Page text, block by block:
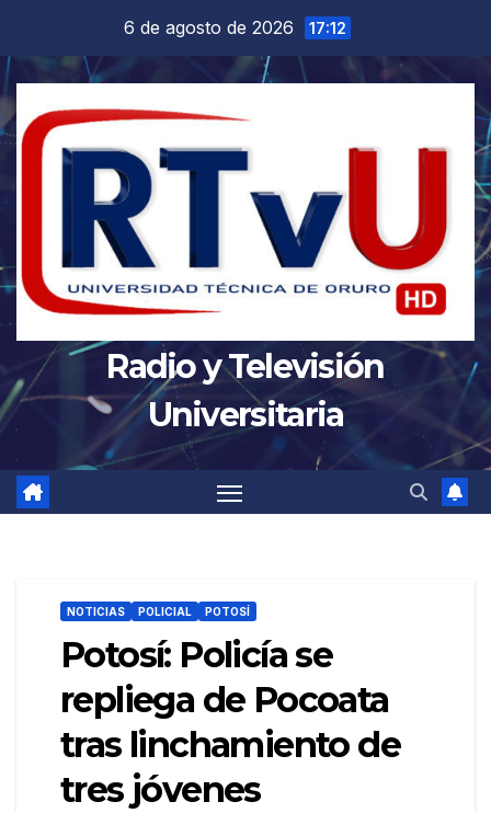
contenido
6 de agosto de 2026 17:12
Radio y Televisión
Universitaria
NOTICIAS POLICIAL POTOSÍ
Potosí: Policía se
repliega de Pocoata
tras linchamiento de
tres jóvenes